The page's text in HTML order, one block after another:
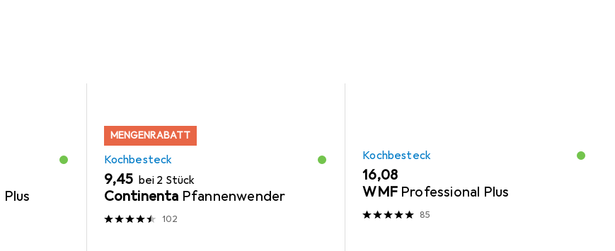
MENGENRABATT
Kochbesteck
EUR
9,45 bei 2 Stück
Continenta Pfannenwender
102
Kochbesteck
EUR
16,08
WMF Professional Plus
85